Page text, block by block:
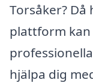
Torsåker?
plattform
hjälpa dig